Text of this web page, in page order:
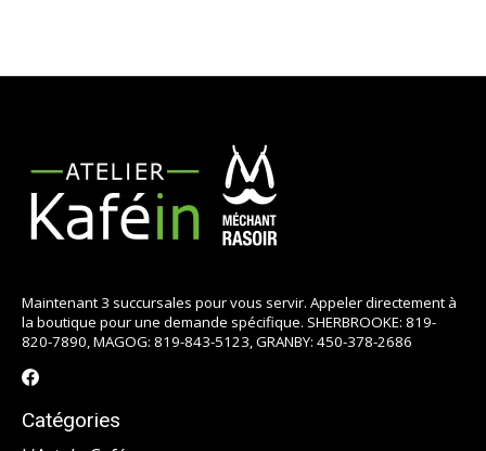
Maintenant 3 succursales pour vous servir. Appeler directement à
la boutique pour une demande spécifique. SHERBROOKE: 819-
820-7890, MAGOG: 819-843-5123, GRANBY: 450-378-2686
Catégories